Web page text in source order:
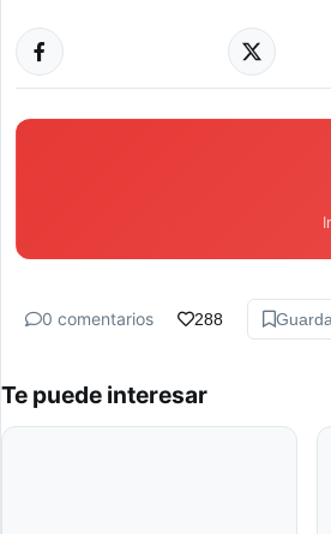
0 comentarios 288
Te puede interesar